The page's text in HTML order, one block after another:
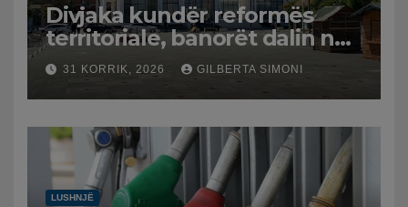
Divjaka kundër reformës
territoriale, banorët dalin në
protestë.
31 KORRIK, 2026 GILBERTA SIMONI
LUSHNJË